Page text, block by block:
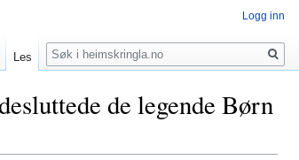
de legende Børn
Logg inn
Les
Søk